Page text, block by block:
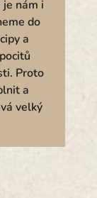
nám i
do
a
Proto
a
velký